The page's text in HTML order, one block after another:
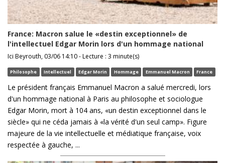
France: Macron salue le «destin exceptionnel» de
l'intellectuel Edgar Morin lors d'un hommage national
Ici Beyrouth, 03/06 14:10 - Lecture : 3 minute(s)
Philosophe Intellectuel Edgar Morin Hommage Emmanuel Macron France
Le président français Emmanuel Macron a salué mercredi, lors
d'un hommage national à Paris au philosophe et sociologue
Edgar Morin, mort à 104 ans, «un destin exceptionnel dans le
siècle» qui ne céda jamais à «la vérité d'un seul camp». Figure
majeure de la vie intellectuelle et médiatique française, voix
respectée à gauche, ...